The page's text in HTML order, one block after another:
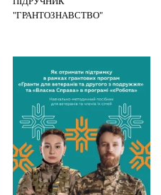
"ГРАНТОЗНАВСТВО"